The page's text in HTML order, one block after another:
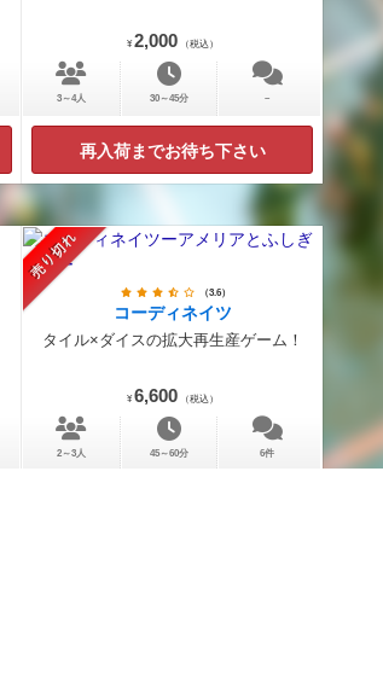
¥ 2,000 （税込）
3～4人 30～45分 －
再入荷までお待ち下さい
売り切れ
（3.6）
コーディネイツ
タイル×ダイスの拡大再生産ゲーム！
¥ 6,600 （税込）
2～3人 45～60分 6件